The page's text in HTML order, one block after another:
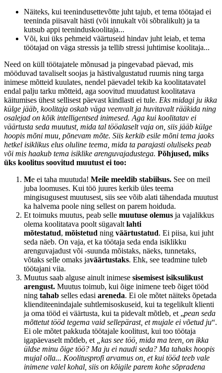
Näiteks, kui teenindusettevõtte juht tajub, et tema töötajad ei
teeninda piisavalt hästi (või innukalt või sõbralikult) ja ta
kutsub appi teeninduskoolitaja...
Või, kui üks pehmeid väärtuseid hindav juht leiab, et tema
töötajad on väga stressis ja tellib stressi juhtimise koolitaja...
Need on küll töötajatele mõnusad ja pingevabad päevad, mis
mööduvad tavaliselt soojas ja hästivalgustatud ruumis ning targa
inimese mõtteid kuulates, nendel päevadel tekib ka koolitatavatel
endal palju tarku mõtteid, aga soovitud muudatust koolitatava
käitumises ühest sellisest päevast kindlasti ei tule. Eks midagi ju ikka
külge jääb, koolitaja oskab väga veenvalt ja huvitavalt rääkida ning
osalejad on kõik intelligentsed inimesed. Aga kui koolitatav ei
väärtusta seda muutust, mida tal tööalaselt vaja on, siis jääb külge
hoopis mõni muu, põnevam mõte. Siis kerkib esile mõni tema jaoks
hetkel isiklikus elus oluline teema, mida ta parajasti oluliseks peab
või mis haakub tema isiklike arenguvajadustega. Põhjused, miks
üks koolitus soovitud muutust ei too:
Me ei taha muutuda! Meile meeldib stabiilsus. See on meil
juba loomuses. Kui töö juures kerkib üles teema
mingisugusest muutusest, siis see võib alati tähendada muutust
ka halvema poole ning sellest on parem hoiduda.
Et toimuks muutus, peab selle muutuse olemus ja vajalikkus
olema koolitatava poolt sügavalt lahti
mõtestatud, mõistetud ning väärtustatud. Ei piisa, kui juht
seda näeb. On vaja, et ka töötaja seda enda isiklikku
arenguvajadust või -suunda mõistaks, näeks, tunnetaks,
võtaks selle omaks javäärtustaks. Ehk, see teadmine tuleb
töötajani viia.
Muutus saab alguse ainult inimese sisemisest isiksulikust
arengust. Muutus toimub, kui õige inimene teeb õiget tööd
ning tahab selles edasi areneda. Ei ole mõtet näiteks õpetada
klienditeenindajale suhtlemisoskuseid, kui ta tegelikult klienti
ja oma tööd ei väärtusta, kui ta pidevalt mõtleb, et „pean seda
mõttetut tööd tegema vaid sellepärast, et mujale ei võetud ju“.
Ei ole mõtet pakkuda töötajale koolitust, kui too töötaja
igapäevaselt mõtleb, et „kas see töö, mida ma teen, on ikka
üldse minu õige töö? Ma ju ei naudi seda? Ma tahaks hoopis
mujal olla... Koolitusprofi arvamus on, et kui tööd teeb vale
inimene valel kohal, siis on kõigile parem kohe sõpradena